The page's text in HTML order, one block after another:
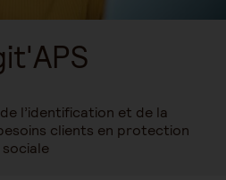
l’identification et de la
clients en protection
sociale